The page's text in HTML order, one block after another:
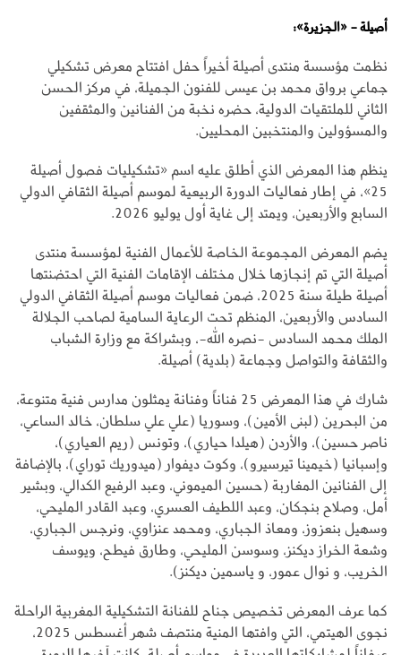
أصيلة - «الجزيرة»:
نظمت مؤسسة منتدى أصيلة أخيراً حفل افتتاح معرض تشكيلي
جماعي برواق محمد بن عيسى للفنون الجميلة، في مركز الحسن
الثاني للملتقيات الدولية، حضره نخبة من الفنانين والمثقفين
والمسؤولين والمنتخبين المحليين.
ينظم هذا المعرض الذي أطلق عليه اسم «تشكيليات فصول أصيلة
25»، في إطار فعاليات الدورة الربيعية لموسم أصيلة الثقافي الدولي
السابع والأربعين، ويمتد إلى غاية أول يوليو 2026.
يضم المعرض المجموعة الخاصة للأعمال الفنية لمؤسسة منتدى
أصيلة التي تم إنجازها خلال مختلف الإقامات الفنية التي احتضنتها
أصيلة طيلة سنة 2025، ضمن فعاليات موسم أصيلة الثقافي الدولي
السادس والأربعين، المنظم تحت الرعاية السامية لصاحب الجلالة
الملك محمد السادس -نصره الله-، وبشراكة مع وزارة الشباب
والثقافة والتواصل وجماعة (بلدية) أصيلة.
شارك في هذا المعرض 25 فناناً وفنانة يمثلون مدارس فنية متنوعة،
من البحرين (لبنى الأمين)، وسوريا (علي علي سلطان، خالد الساعي،
ناصر حسين)، والأردن (هيلدا حياري)، وتونس (ريم العياري)،
وإسبانيا (خيمينا تيرسيرو)، وكوت ديفوار (ميدوريك توراي)، بالإضافة
إلى الفنانين المغاربة (حسين الميموني، وعبد الرفيع الكدالي، وبشير
أمل، وصلاح بنجكان، وعبد اللطيف العسري، وعبد القادر المليحي،
وسهيل بنعزوز، ومعاذ الجباري، ومحمد عنزاوي، ونرجس الجباري،
وشعة الخراز ديكنز، وسوسن المليحي، وطارق فيطح، ويوسف
الخريب، و نوال عمور، و ياسمين ديكنز).
كما عرف المعرض تخصيص جناح للفنانة التشكيلية المغربية الراحلة
نجوى الهيتمي، التي وافتها المنية منتصف شهر أغسطس 2025،